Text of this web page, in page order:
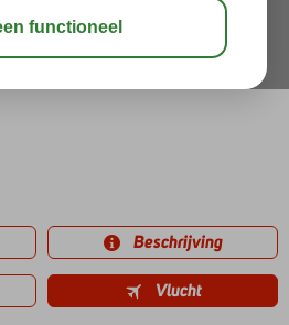
Beschrijving
Vlucht